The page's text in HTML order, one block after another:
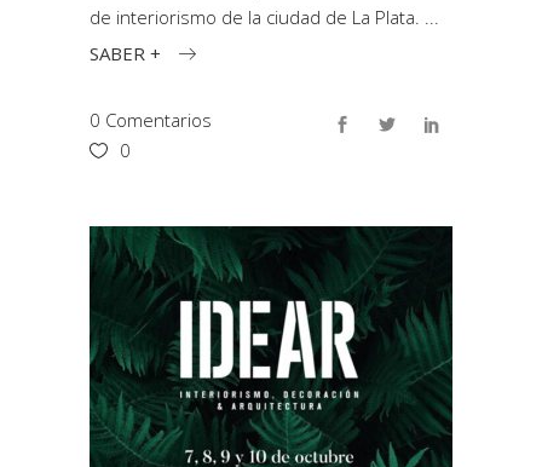
de interiorismo de la ciudad de La Plata.
SABER +
0 Comentarios
0